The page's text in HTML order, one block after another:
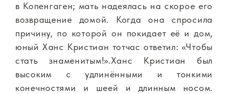
в Копенгаген; мать надеялась на скорое его
возвращение домой. Когда она спросила
причину, по которой он покидает её и дом,
юный Ханс Кристиан тотчас ответил: «Чтобы
стать знаменитым!».Ханс Кристиан был
высоким с удлинёнными и тонкими
конечностями и шеей и длинным носом.